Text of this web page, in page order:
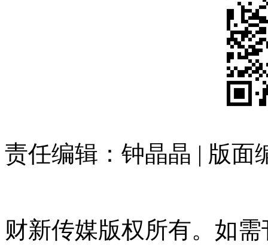
责任编辑：钟晶晶 | 版面
财新传媒版权所有。如